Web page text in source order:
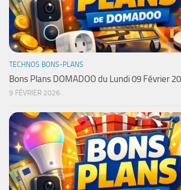
TECHNOS BONS-PLANS
Bons Plans DOMADOO du Lundi 09 Février
9 FÉVRIER 2026